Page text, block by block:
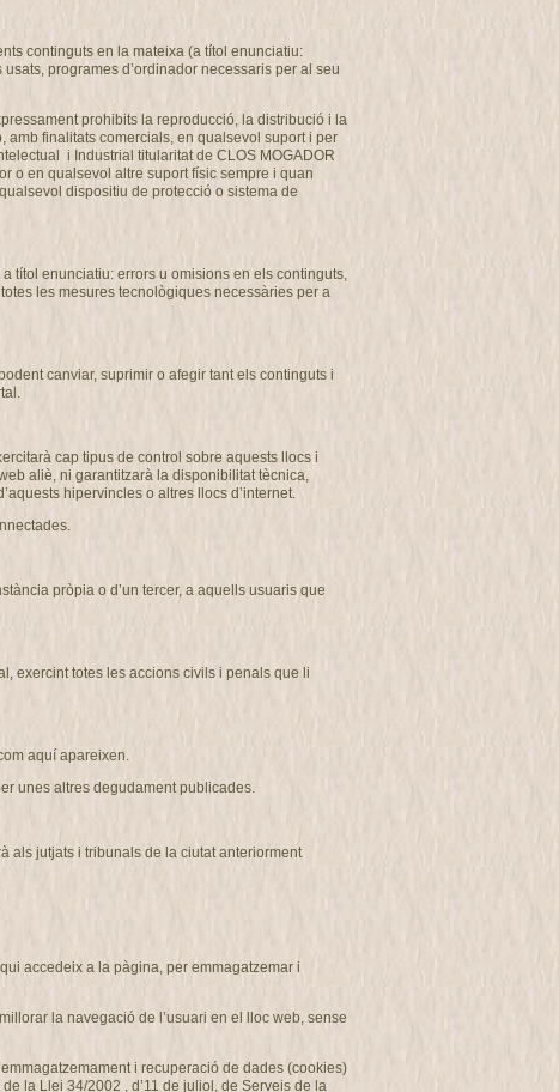
continguts en la mateixa (a títol enunciatiu:
programes d’ordinador necessaris per al seu
prohibits la reproducció, la distribució i la
finalitats comercials, en qualsevol suport i per
i Industrial titularitat de CLOS MOGADOR
o en qualsevol altre suport físic sempre i quan
dispositiu de protecció o sistema de
títol enunciatiu: errors u omisions en els continguts,
les mesures tecnològiques necessàries per a
canviar, suprimir o afegir tant els continguts i
cap tipus de control sobre aquests llocs i
aliè, ni garantitzarà la disponibilitat tècnica,
hipervincles o altres llocs d’internet.
pròpia o d’un tercer, a aquells usuaris que
exercint totes les accions civils i penals que li
aquí apareixen.
unes altres degudament publicades.
als jutjats i tribunals de la ciutat anteriorment
accedeix a la pàgina, per emmagatzemar i
la navegació de l’usuari en el lloc web, sense
i recuperació de dades (cookies)
la Llei 34/2002 , d’11 de juliol, de Serveis de la